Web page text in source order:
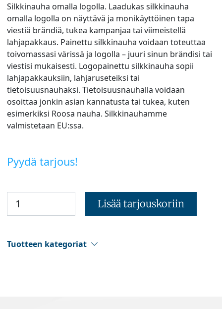
Silkkinauha omalla logolla. Laadukas silkkinauha
omalla logolla on näyttävä ja monikäyttöinen tapa
viestiä brändiä, tukea kampanjaa tai viimeistellä
lahjapakkaus. Painettu silkkinauha voidaan toteuttaa
toivomassasi värissä ja logolla – juuri sinun brändisi tai
viestisi mukaisesti. Logopainettu silkkinauha sopii
lahjapakkauksiin, lahjaruseteiksi tai
tietoisuusnauhaksi. Tietoisuusnauhalla voidaan
osoittaa jonkin asian kannatusta tai tukea, kuten
esimerkiksi Roosa nauha. Silkkinauhamme
valmistetaan EU:ssa.
Pyydä tarjous!
Lisää tarjouskoriin
Tuotteen kategoriat